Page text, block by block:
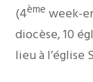
(4ème week-
diocèse, 10
lieu à l’église